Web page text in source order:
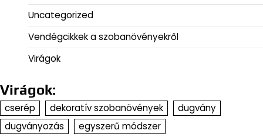
Uncategorized
Vendégcikkek a szobanövényekről
Virágok
Virágok:
cserép dekoratív szobanövények
dugvány
dugványozás
egyszerű módszer